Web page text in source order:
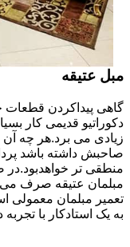
مبل عتیقه
گاهی پیداکردن قطعات
دکوراتیو قدیمی کار
زیادی می برد.هر چه
صاحبش داشته باشد
منطقی تر خواهدبود.در
مبلمان عتیقه صرف می
تعمیر مبلمان
به یک استادکار با